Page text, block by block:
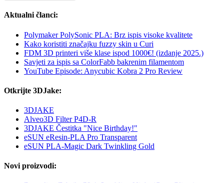
Aktualni članci:
Polymaker PolySonic PLA: Brz ispis visoke kvalitete
Kako koristiti značajku fuzzy skin u Curi
FDM 3D printeri više klase ispod 1000€! (izdanje 2025.)
Savjeti za ispis sa ColorFabb bakrenim filamentom
YouTube Episode: Anycubic Kobra 2 Pro Review
Otkrijte 3DJake:
3DJAKE
Alveo3D Filter P4D-R
3DJAKE Čestitka "Nice Birthday!"
eSUN eResin-PLA Pro Transparent
eSUN PLA-Magic Dark Twinkling Gold
Novi proizvodi: